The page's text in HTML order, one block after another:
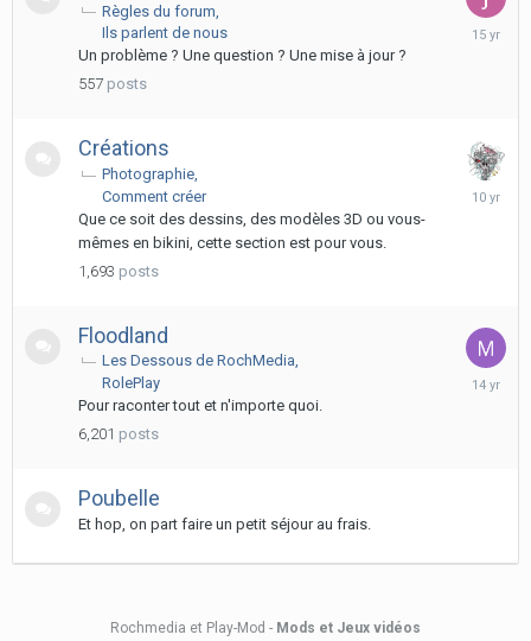
Règles du forum
Ils parlent de nous
Un problème ? Une question ? Une mise à jour ?
557 posts
Créations
Photographie
Comment créer
Que ce soit des dessins, des modèles 3D ou vous-
mêmes en bikini, cette section est pour vous.
1,693 posts
February
Floodland
Les Dessous de RochMedia
RolePlay
Pour raconter tout et n'importe quoi.
6,201 posts
Poubelle
Et hop, on part faire un petit séjour au frais.
Rochmedia et Play-Mod - Mods et Jeux vidéos